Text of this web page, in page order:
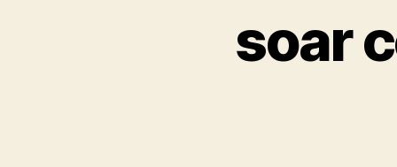
soar